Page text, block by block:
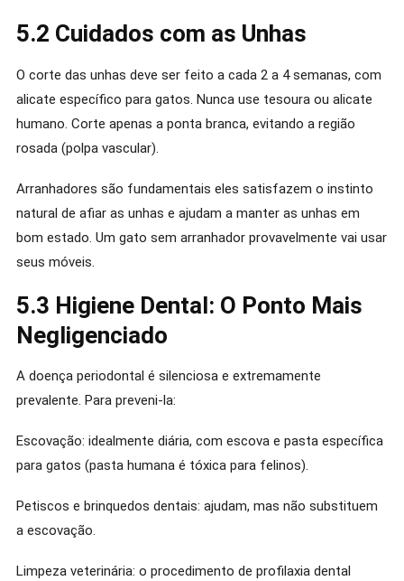
5.2 Cuidados com as Unhas
O corte das unhas deve ser feito a cada 2 a 4 semanas, com
alicate específico para gatos. Nunca use tesoura ou alicate
humano. Corte apenas a ponta branca, evitando a região
rosada (polpa vascular).
Arranhadores são fundamentais eles satisfazem o instinto
natural de afiar as unhas e ajudam a manter as unhas em
bom estado. Um gato sem arranhador provavelmente vai usar
seus móveis.
5.3 Higiene Dental: O Ponto Mais
Negligenciado
A doença periodontal é silenciosa e extremamente
prevalente. Para preveni-la:
Escovação: idealmente diária, com escova e pasta específica
para gatos (pasta humana é tóxica para felinos).
Petiscos e brinquedos dentais: ajudam, mas não substituem
a escovação.
Limpeza veterinária: o procedimento de profilaxia dental